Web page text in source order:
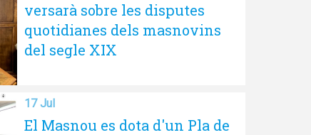
versarà sobre les disputes
quotidianes dels masnovins
del segle XIX
17 Jul
El Masnou es dota d'un Pla de